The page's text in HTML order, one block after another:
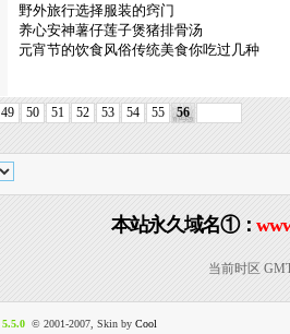
野外旅行选择服装的窍门
养心安神薯仔莲子煲猪排骨汤
元宵节的饮食风俗传统美食你吃过几种
49 50 51 52 53 54 55 56
本站永久域名①：
当前时区
5.5.0 © 2001-2007, Skin by Cool